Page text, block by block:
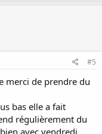
#5
merci de prendre du
bas elle a fait
régulièrement du
avec vendredi